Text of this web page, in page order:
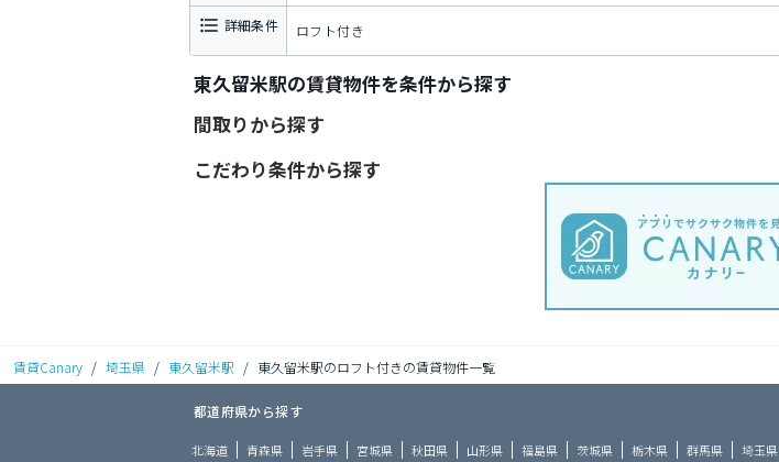
詳細条件 ロフト付き
東久留米駅の賃貸物件を条件から探す
間取りから探す
こだわり条件から探す
賃貸Canary / 埼玉県 / 東久留米駅 / 東久留米駅のロフト付きの賃貸物件一覧
都道府県から探す
北海道 青森県 岩手県 宮城県 秋田県 山形県 福島県 茨城県 栃木県 群馬県 埼玉県